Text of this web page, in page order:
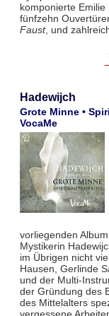
komponierte Emilie
fünfzehn
Faust, und
Hadewijch
Grote Minne •
VocaMe
vorliegenden
Mystikerin
im Übrigen nicht
Hausen, Gerlinde
und der Multi-
der Gründung des
des Mittelalters
vergessene